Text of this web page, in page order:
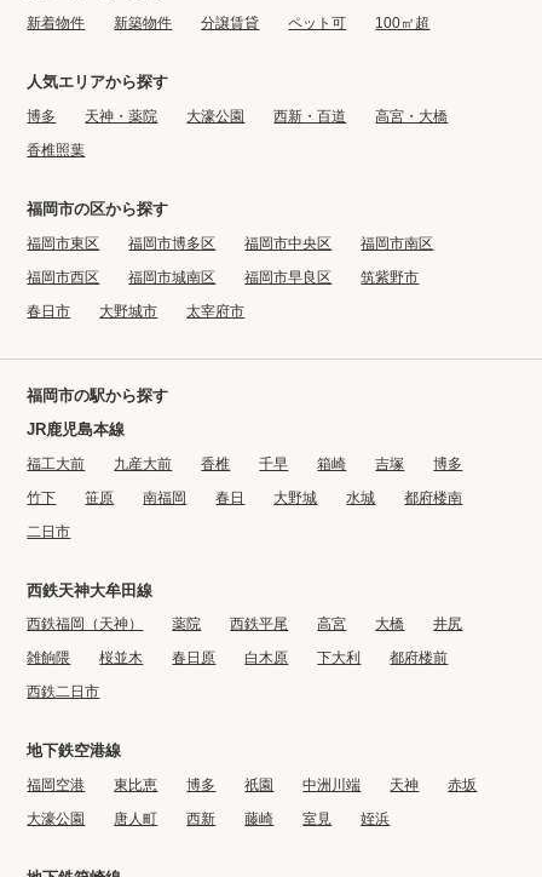
新着物件 新築物件 分譲賃貸 ペット可 100㎡超
人気エリアから探す
博多 天神・薬院 大濠公園 西新・百道
高宮・大橋
香椎照葉
福岡市の区から探す
福岡市東区 福岡市博多区 福岡市中央区
福岡市南区
福岡市西区
福岡市城南区 福岡市早良区
筑紫野市
春日市
大野城市 太宰府市
福岡市の駅から探す
JR鹿児島本線
福工大前 九産大前 香椎 千早 箱崎 吉塚
博多
竹下
笹原 南福岡 春日 大野城 水城
都府楼南
二日市
西鉄天神大牟田線
西鉄福岡（天神） 薬院 西鉄平尾 高宮 大橋
井尻
雑餉隈
桜並木 春日原 白木原 下大利
都府楼前
西鉄二日市
地下鉄空港線
福岡空港 東比恵 博多 祇園 中洲川端 天神
赤坂
大濠公園
唐人町 西新 藤崎 室見 姪浜